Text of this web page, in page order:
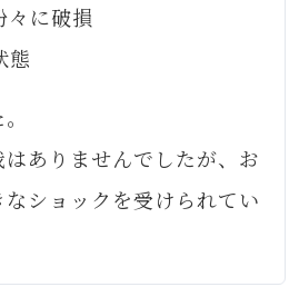
々に破損
態
ありませんでしたが、お
ショックを受けられてい